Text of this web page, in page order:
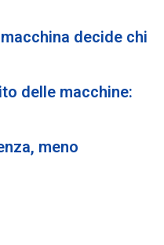
decide chi
delle macchine:
meno